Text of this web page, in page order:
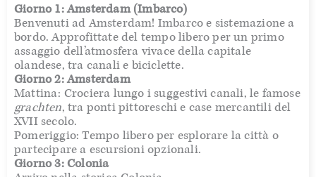
Giorno 1: Amsterdam (Imbarco)
Benvenuti ad Amsterdam! Imbarco e sistemazione a
bordo. Approfittate del tempo libero per un primo
assaggio dell’atmosfera vivace della capitale
olandese, tra canali e biciclette.
Giorno 2: Amsterdam
Mattina: Crociera lungo i suggestivi canali, le famose
grachten, tra ponti pittoreschi e case mercantili del
XVII secolo.
Pomeriggio: Tempo libero per esplorare la città o
partecipare a escursioni opzionali.
Giorno 3: Colonia